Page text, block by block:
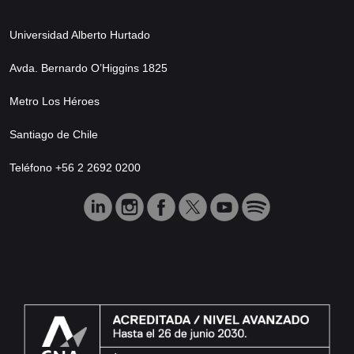
Universidad Alberto Hurtado
Avda. Bernardo O’Higgins 1825
Metro Los Héroes
Santiago de Chile
Teléfono +56 2 2692 0200